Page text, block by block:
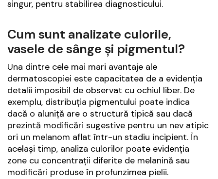
singur, pentru stabilirea diagnosticului.
Cum sunt analizate culorile,
vasele de sânge și pigmentul?
Una dintre cele mai mari avantaje ale
dermatoscopiei este capacitatea de a evidenția
detalii imposibil de observat cu ochiul liber. De
exemplu, distribuția pigmentului poate indica
dacă o aluniță are o structură tipică sau dacă
prezintă modificări sugestive pentru un nev atipic
ori un melanom aflat într-un stadiu incipient. În
același timp, analiza culorilor poate evidenția
zone cu concentrații diferite de melanină sau
modificări produse în profunzimea pielii.